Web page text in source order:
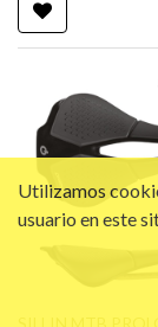
SILLIN MTB
Utilizamos
usuario en este